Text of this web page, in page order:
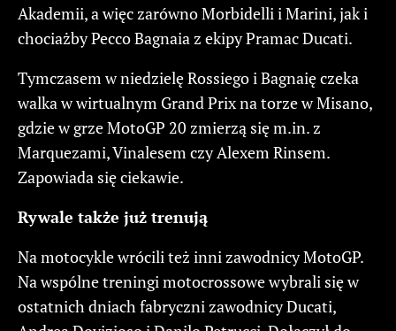
Akademii, a więc zarówno Morbidelli i Marini, jak i
chociażby Pecco Bagnaia z ekipy Pramac Ducati.
Tymczasem w niedzielę Rossiego i Bagnaię czeka
walka w wirtualnym Grand Prix na torze w Misano,
gdzie w grze MotoGP 20 zmierzą się m.in. z
Marquezami, Vinalesem czy Alexem Rinsem.
Zapowiada się ciekawie.
Rywale także już trenują
Na motocykle wrócili też inni zawodnicy MotoGP.
Na wspólne treningi motocrossowe wybrali się w
ostatnich dniach fabryczni zawodnicy Ducati,